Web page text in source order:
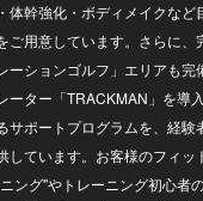
体幹強化・ボディメイクなど
ご用意しています。さらに、
ーションゴルフ」エリアも完
ーター「TRACKMAN」を導
サポートプログラムを、経験
しています。お客様のフィッ
ング"やトレーニング初心者